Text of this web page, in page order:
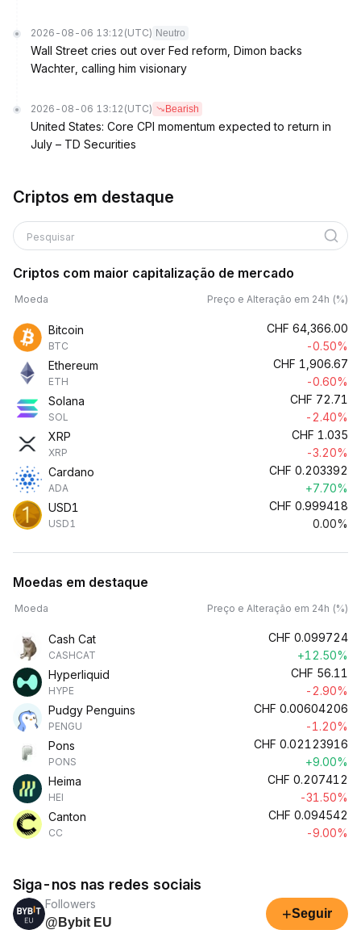
2026-08-06 13:12 (UTC) Neutro
Wall Street cries out over Fed reform, Dimon backs
Wachter, calling him visionary
2026-08-06 13:12 (UTC) Bearish
United States: Core CPI momentum expected to return in
July – TD Securities
Criptos em destaque
Pesquisar
Criptos com maior capitalização de mercado
Moeda Preço e Alteração em 24h (%)
Bitcoin
BTC
CHF 64,366.00
-0.50%
Ethereum
ETH
CHF 1,906.67
-0.60%
Solana
SOL
CHF 72.71
-2.40%
XRP
XRP
CHF 1.035
-3.20%
Cardano
ADA
CHF 0.203392
+7.70%
USD1
USD1
CHF 0.999418
0.00%
Moedas em destaque
Moeda Preço e Alteração em 24h (%)
Cash Cat
CASHCAT
CHF 0.099724
+12.50%
Hyperliquid
HYPE
CHF 56.11
-2.90%
Pudgy Penguins
PENGU
CHF 0.00604206
-1.20%
Pons
PONS
CHF 0.02123916
+9.00%
Heima
HEI
CHF 0.207412
-31.50%
Canton
CC
CHF 0.094542
-9.00%
Siga-nos nas redes sociais
Followers
@Bybit EU
+Seguir